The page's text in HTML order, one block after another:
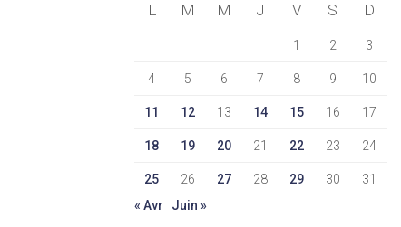
L M M J V S D
1 2 3
4 5 6 7 8 9 10
11 12 13 14 15 16 17
18 19 20 21 22 23 24
25 26 27 28 29 30
31
« Avr
Juin »